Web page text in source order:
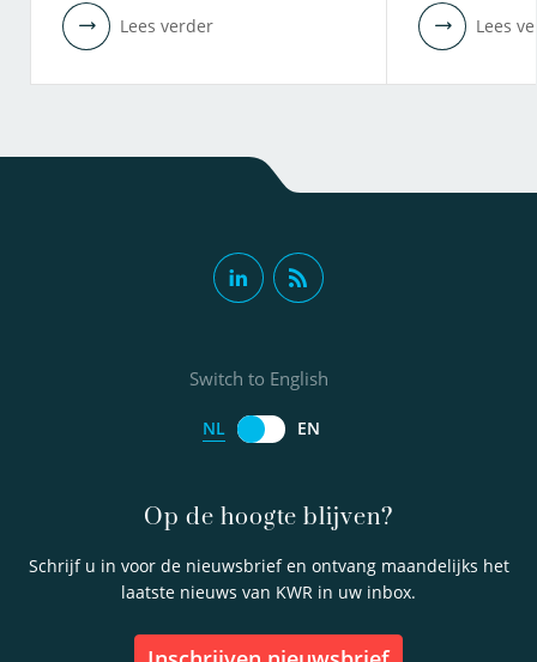
Lees verder Lees
Op de hoogte blijven?
Schrijf u in voor de nieuwsbrief en ontvang maandelijks het
laatste nieuws van KWR in uw inbox.
Switch to English
NL EN